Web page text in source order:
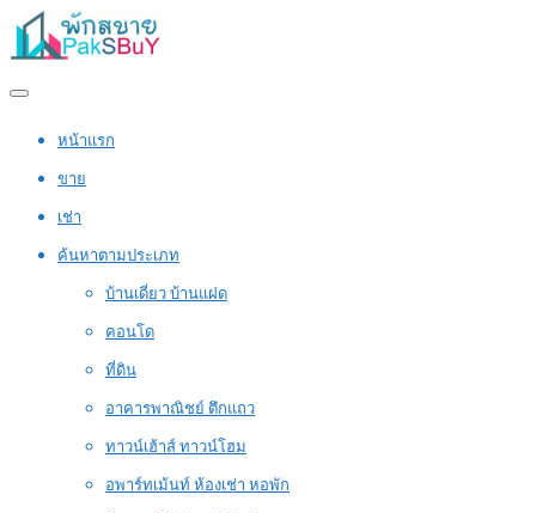
หน้าแรก
ขาย
เช่า
ค้นหาตามประเภท
บ้านเดี่ยว บ้านแฝด
คอนโด
ที่ดิน
อาคารพาณิชย์ ตึกแถว
ทาวน์เฮ้าส์ ทาวน์โฮม
อพาร์ทเม้นท์ ห้องเช่า หอพัก